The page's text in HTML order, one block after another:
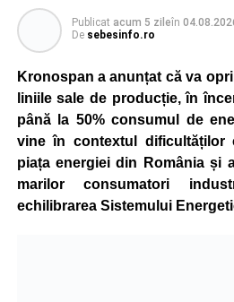
Publicat acum 5 zileîn
De sebesinfo.ro
Kronospan a anunțat că va
liniile sale de producție, în
până la 50% consumul de
vine în contextul dificultăților
piața energiei din România și
marilor consumatori
echilibrarea Sistemului